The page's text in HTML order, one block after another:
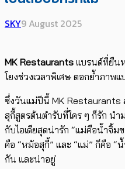
SKY9 August 2025
MK Restaurants แบรนด์ที่ยืน
โยงช่วงเวลาพิเศษ ตอกย้ำภาพ
ซึ่งวันแม่ปีนี้ MK Restaurants
สุกี้สูตรต้นตำรับที่ใคร ๆ ก็รัก น
กับไอเดียสุดน่ารัก “แม่คือน้ำจิ้มข
คือ “หม้อสุกี้” และ “แม่” ก็คือ “
กัน และน่าอยู่